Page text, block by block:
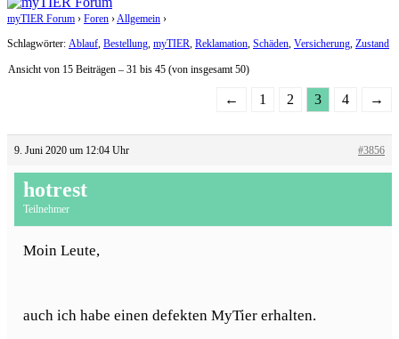
myTIER Forum › Foren ›Allgemein ›
Schlagwörter: Ablauf, Bestellung, myTIER, Reklamation, Schäden, Versicherung, Zustand
Ansicht von 15 Beiträgen – 31 bis 45 (von insgesamt 50)
← 1 2 3 4 →
9. Juni 2020 um 12:04 Uhr #3856
hotrest
Teilnehmer
Moin Leute,
auch ich habe einen defekten MyTier erhalten.